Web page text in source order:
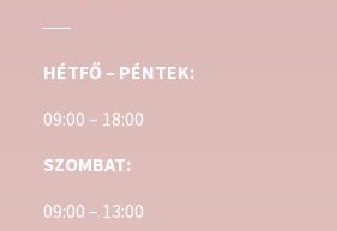
HÉTFŐ – PÉNTEK:
09:00 – 18:00
SZOMBAT:
09:00 – 13:00